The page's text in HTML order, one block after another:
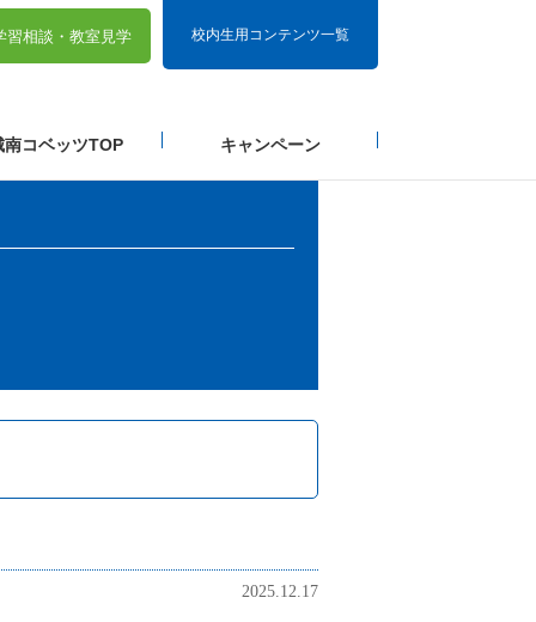
校内生用コンテンツ一覧
習相談・ 教室見学
南コベッツTOP キャンペーン
2025.12.17